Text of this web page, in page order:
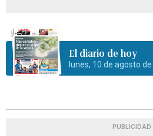
El diario de hoy
lunes, 10 de agosto
PUBLICIDAD